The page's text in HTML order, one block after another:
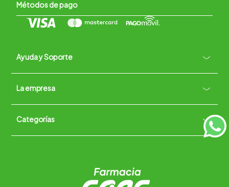
Métodos de pago
Ayuda y Soporte +
Contacto vía WhatsApp
Términos y condiciones
La empresa +
Quiénes somos
Trabaja con nosotros
Categorías +